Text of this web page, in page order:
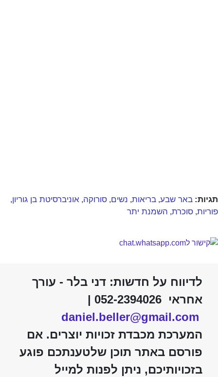
תגיות: באר שבע, בריאות, נשים, סורוקה, אוניברסיטת בן גוריון,
פוריות, סוכרת, השמנת יתר
לדיווח על חדשות: דני בלר - עורך
אחראי 052-2394026 |
daniel.beller@gmail.com
המערכת מכבדת זכויות יוצרים. אם
פורסם באתר תוכן שלטענתכם פוגע
בזכויותיכם, ניתן לפנות למייל